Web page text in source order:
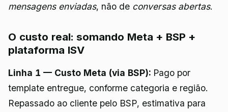
mensagens enviadas, não de conversas abertas.
O custo real: somando Meta + BSP +
plataforma ISV
Linha 1 — Custo Meta (via BSP): Pago por
template entregue, conforme categoria e região.
Repassado ao cliente pelo BSP, estimativa para